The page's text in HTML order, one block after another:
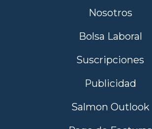
Nosotros
Bolsa Laboral
Suscripciones
Publicidad
Salmon Outlook